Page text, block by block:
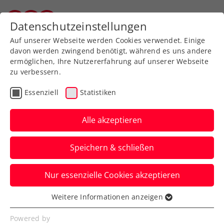
Turniere
Upper Austria Ladies
Linz: Ostapenko
komplettiert Top-
Teilnehmerinnenfeld
Mit der Baltin beehrt eine weitere Top-
Ten-Spielerin die Premierenausgabe des
WTA-500-Turniers.
Datenschutzeinstellungen
Auf unserer Webseite werden Cookies verwendet. Einige
davon werden zwingend benötigt, während es uns andere
ermöglichen, Ihre Nutzererfahrung auf unserer Webseite
zu verbessern.
Essenziell Statistiken
Alle akzeptieren
Speichern & schließen
Nur essenzielle Cookies akzeptieren
Essenziell
Essenzielle Cookies werden für grundlegende
Weitere Informationen anzeigen
Powered by